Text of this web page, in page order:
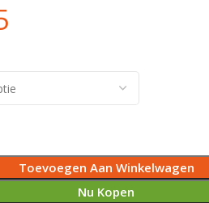
Toevoegen Aan Winkelwagen
Nu Kopen